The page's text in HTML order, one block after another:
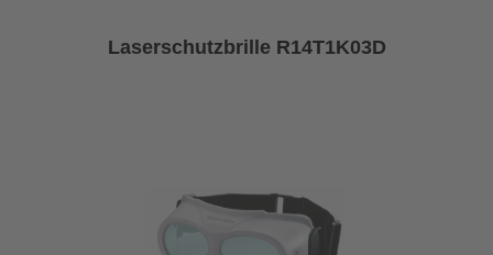
Laserschutzbrille R14T1K03D